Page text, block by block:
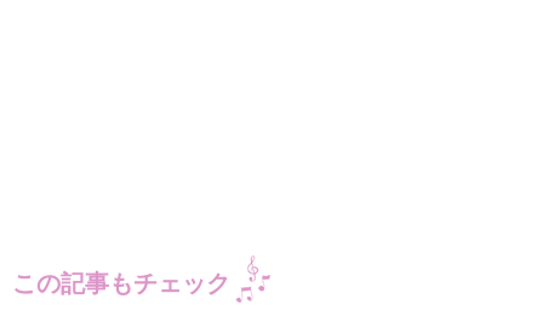
この記事もチェック